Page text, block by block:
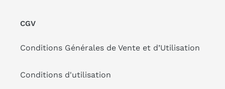
CGV
Conditions Générales de Vente et d’Utilisation
Conditions d'utilisation